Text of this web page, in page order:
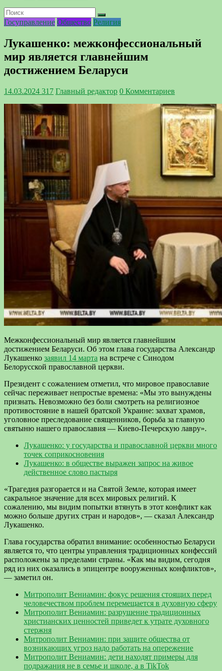
Госуправление Общество Религия
Лукашенко: межконфессиональный
мир является главнейшим
достижением Беларуси
14.03.2024 317 Главный редактор 0 Комментариев
Межконфессиональный мир является главнейшим
достижением Беларуси. Об этом глава государства Александр
Лукашенко заявил 14 марта на встрече с Синодом
Белорусской православной церкви.
Президент с сожалением отметил, что мировое православие
сейчас переживает непростые времена: «Мы это вынуждены
признать. Невозможно без боли смотреть на религиозное
противостояние в нашей братской Украине: захват храмов,
уголовное преследование священников, борьба за главную
святыню нашего православия — Киево-Печерскую лавру».
Лукашенко: у государства и православной церкви много
точек соприкосновения
Лукашенко: в обществе выражен запрос на живое
действенное слово пастыря
«Трагедия разгорается и на Святой Земле, которая имеет
сакральное значение для всех мировых религий. К
сожалению, мы видим попытки втянуть в этот конфликт как
можно больше других стран и народов», — сказал Александр
Лукашенко.
Глава государства обратил внимание: особенностью Беларуси
является то, что центры управления традиционных конфессий
расположены за пределами страны. «Как мы видим, сегодня
ряд из них оказались в эпицентре вооруженных конфликтов»,
— заметил он.
Митрополит Вениамин: фокус решения стоящих перед
человечеством проблем перемещается в духовную сферу
Митрополит Вениамин: разрушение традиционных
христианских ценностей приведет к утрате духовного
стержня
Митрополит Вениамин: при защите общества от
возникающих угроз надо работать на опережение
Митрополит Вениамин: дети находят примеры для
подражания не в семье и школе, а в TikTok